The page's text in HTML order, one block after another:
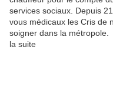
services sociaux. Depuis
vous médicaux les Cris de
soigner dans la métropole.
la suite